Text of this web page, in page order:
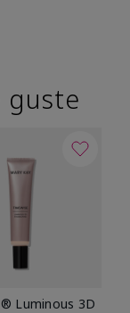
guste
Luminous 3D